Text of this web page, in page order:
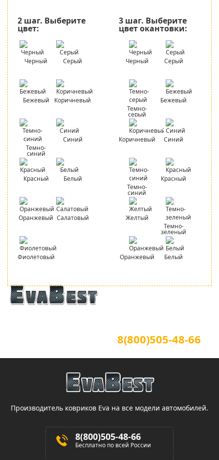
2 шаг. Выберите
цвет:
Черный Серый
Бежевый Коричневый
Темно-
синий
Синий
Красный Белый
Оранжевый Салатовый
Фиолетовый
3 шаг. Выберите
цвет окантовки:
Черный Серый
Темно-
серый
Бежевый
Коричневый Синий
Темно-
синий
Красный
Желтый
Темно-
зеленый
Оранжевый Белый
8(800)505-48-66
Производитель ковриков Eva на все модели автомобилей.
8(800)505-48-66
Бесплатно по всей России